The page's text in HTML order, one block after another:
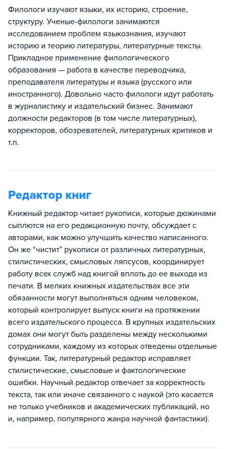
Филологи изучают языки, их историю, строение,
структуру. Ученые-филологи занимаются
исследованием проблем языкознания, изучают
историю и теорию литературы, литературные тексты.
Прикладное применение филологического
образования — работа в качестве переводчика,
преподавателя литературы и языка (русского или
иностранного). Довольно часто филологи идут работать
в журналистику и издательский бизнес. Занимают
должности редакторов (в том числе литературных),
корректоров, обозревателей, литературных критиков и
т.п.
Редактор книг
Книжный редактор читает рукописи, которые дюжинами
сыплются на его редакционную почту, обсуждает с
авторами, как можно улучшить качество написанного.
Он же “чистит” рукописи от различных литературных,
стилистических, смысловых ляпсусов, координирует
работу всех служб над книгой вплоть до ее выхода из
печати. В мелких книжных издательствах все эти
обязанности могут выполняться одним человеком,
который контролирует выпуск книги на протяжении
всего издательского процесса. В крупных издательских
домах они могут быть разделены между несколькими
сотрудниками, каждому из которых отведены отдельные
функции. Так, литературный редактор исправляет
стилистические, смысловые и фактологические
ошибки. Научный редактор отвечает за корректность
текста, так или иначе связанного с наукой (это касается
не только учебников и академических публикаций, но
и, например, популярного жанра научной фантастики).